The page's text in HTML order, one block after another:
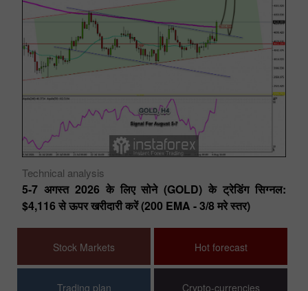
Technical analysis
5-7 अगस्त 2026 के लिए सोने (GOLD) के ट्रेडिंग सिग्नल:
$4,116 से ऊपर खरीदारी करें (200 EMA - 3/8 मरे स्तर)
Stock Markets Hot forecast
Trading plan Crypto-currencies